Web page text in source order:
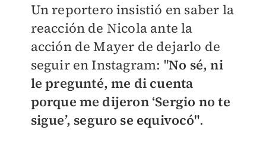
Un reportero insistió en saber la
reacción de Nicola ante la
acción de Mayer de dejarlo de
seguir en Instagram: "No sé, ni
le pregunté, me di cuenta
porque me dijeron ‘Sergio no te
sigue’, seguro se equivocó".